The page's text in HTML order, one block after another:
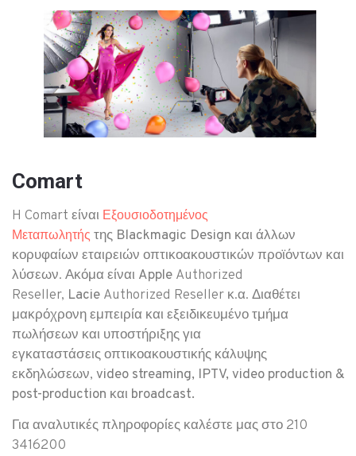
Comart
H Comart είναι Εξουσιοδοτημένος
Μεταπωλητής της Blackmagic Design και άλλων
κορυφαίων εταιρειών οπτικοακουστικών προϊόντων και
λύσεων. Ακόμα είναι Apple Authorized
Reseller, Lacie Authorized Reseller κ.α. Διαθέτει
μακρόχρονη εμπειρία και εξειδικευμένο τμήμα
πωλήσεων και υποστήριξης για
εγκαταστάσειςοπτικοακουστικής κάλυψης
εκδηλώσεων, video streaming, IPTV, video production &
post-production και broadcast.
Για αναλυτικές πληροφορίες καλέστε μας στο 210
3416200